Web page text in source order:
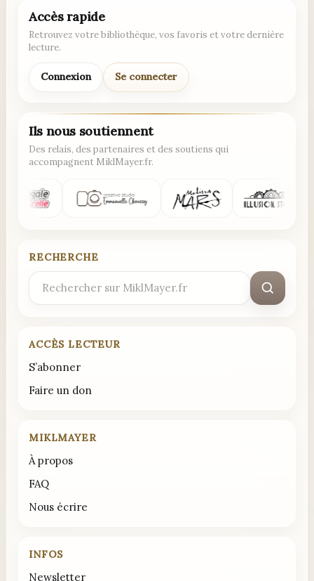
Accès rapide
Retrouvez votre bibliothèque, vos favoris et votre dernière
lecture.
Connexion Se connecter
Ils nous soutiennent
Des relais, des partenaires et des soutiens qui
accompagnent MiklMayer.fr.
RECHERCHE
Rechercher
ACCÈS LECTEUR
S’abonner
Faire un don
MIKLMAYER
À propos
FAQ
Nous écrire
INFOS
Newsletter